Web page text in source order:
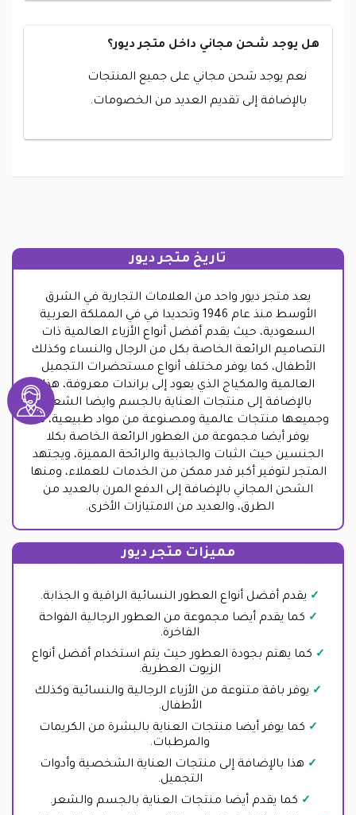
هل يوجد شحن مجاني داخل متجر ديور؟
نعم يوجد شحن مجاني على جميع المنتجات
بالإضافة إلى تقديم العديد من الخصومات.
تاريخ متجر ديور
يعد متجر ديور واحد من العلامات التجارية في الشرق
الأوسط منذ عام 1946 وتحديدا في في المملكة العربية
السعودية، حيث يقدم أفضل أنواع الأزياء العالمية ذات
التصاميم الرائعة الخاصة بكل من الرجال والنساء وكذلك
الأطفال، كما يوفر مختلف أنواع مستحضرات التجميل
العالمية والمكياج الذي يعود إلى براندات معروفة، هذا
بالإضافة إلى منتجات العناية بالجسم وايضا الشعر،
وجميعها منتجات عالمية ومصنوعة من مواد طبيعية، كما
يوفر أيضا مجموعة من العطور الرائعة الخاصة بكلا
الجنسين حيث الثبات والجاذبية والرائحة المميزة، ويجتهد
المتجر لتوفير أكبر قدر ممكن من الخدمات للعملاء، ومنها
الشحن المجاني بالإضافة إلى الدفع المرن بالعديد من
الطرق، والعديد من الامتيازات الأخرى.
مميزات متجر ديور
يقدم أفضل أنواع العطور النسائية الراقية و الجذابة.
كما يقدم أيضا مجموعة من العطور الرجالية الفواحة
الفاخرة.
كما يهتم بجودة العطور حيث يتم استخدام أفضل أنواع
الزيوت العطرية.
يوفر باقة متنوعة من الأزياء الرجالية والنسائية وكذلك
الأطفال.
كما يوفر أيضا منتجات العناية بالبشرة من الكريمات
والمرطبات.
هذا بالإضافة إلى منتجات العناية الشخصية وأدوات
التجميل.
كما يقدم أيضا منتجات العناية بالجسم والشعر.